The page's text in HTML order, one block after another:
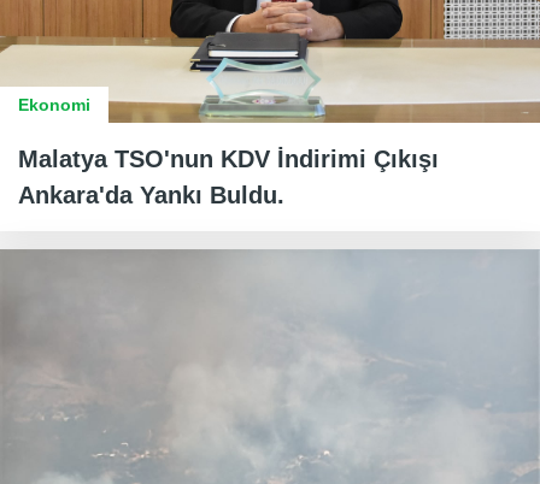
Ekonomi
Malatya TSO'nun KDV İndirimi Çıkışı
Ankara'da Yankı Buldu.